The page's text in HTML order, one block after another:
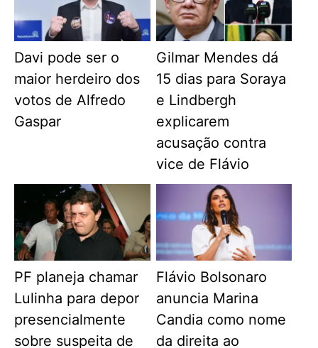
Davi pode ser o
maior herdeiro dos
votos de Alfredo
Gaspar
Gilmar Mendes dá
15 dias para Soraya
e Lindbergh
explicarem
acusação contra
vice de Flávio
PF planeja chamar
Lulinha para depor
presencialmente
sobre suspeita de
Flávio Bolsonaro
anuncia Marina
Candia como nome
da direita ao